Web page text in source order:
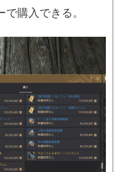
購入できる。